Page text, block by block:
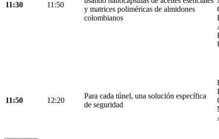
11:30 11:50
y matrices poliméricas de almidones
colombianos
11:50 12:20
Para cada túnel, una solución específica
de seguridad